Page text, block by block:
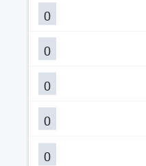
0
0
0
0
0